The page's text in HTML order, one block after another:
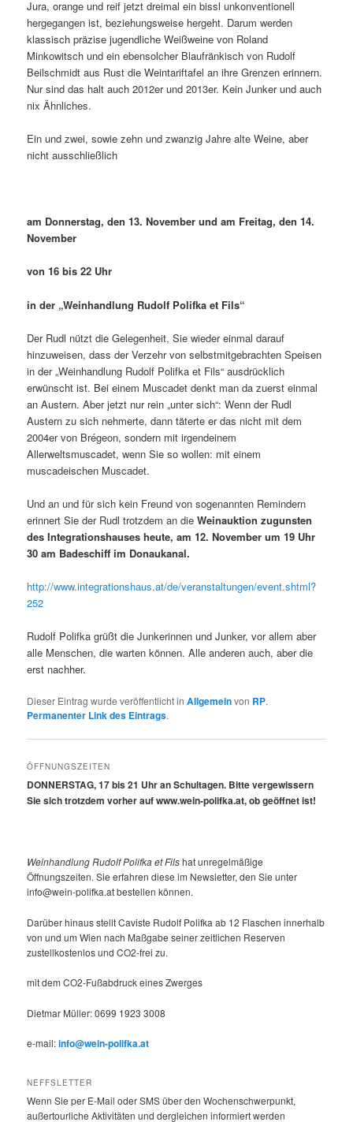
Jura, orange und reif jetzt dreimal ein bissl unkonventionell
hergegangen ist, beziehungsweise hergeht. Darum werden
klassisch präzise jugendliche Weißweine von Roland
Minkowitsch und ein ebensolcher Blaufränkisch von Rudolf
Beilschmidt aus Rust die Weintariftafel an ihre Grenzen erinnern.
Nur sind das halt auch 2012er und 2013er. Kein Junker und auch
nix Ähnliches.
Ein und zwei, sowie zehn und zwanzig Jahre alte Weine, aber
nicht ausschließlich
am Donnerstag, den 13. November und am Freitag, den 14.
November
von 16 bis 22 Uhr
in der „Weinhandlung Rudolf Polifka et Fils“
Der Rudl nützt die Gelegenheit, Sie wieder einmal darauf
hinzuweisen, dass der Verzehr von selbstmitgebrachten Speisen
in der „Weinhandlung Rudolf Polifka et Fils“ ausdrücklich
erwünscht ist. Bei einem Muscadet denkt man da zuerst einmal
an Austern. Aber jetzt nur rein „unter sich“: Wenn der Rudl
Austern zu sich nehmerte, dann täterte er das nicht mit dem
2004er von Brégeon, sondern mit irgendeinem
Allerweltsmuscadet, wenn Sie so wollen: mit einem
muscadeischen Muscadet.
Und an und für sich kein Freund von sogenannten Remindern
erinnert Sie der Rudl trotzdem an dieWeinauktion zugunsten
des Integrationshauses heute, am 12. November um 19 Uhr
30 am Badeschiff im Donaukanal.
http://www.integrationshaus.at/de/veranstaltungen/event.shtml?
252
Rudolf Polifka grüßt die Junkerinnen und Junker, vor allem aber
alle Menschen, die warten können. Alle anderen auch, aber die
erst nachher.
Dieser Eintrag wurde veröffentlicht inAllgemeinvon RP.
Permanenter Link des Eintrags.
ÖFFNUNGSZEITEN
DONNERSTAG, 17 bis 21 Uhr an Schultagen. Bitte vergewissern
Sie sich trotzdem vorher auf www.wein-polifka.at, ob geöffnet ist!
Weinhandlung Rudolf Polifka et Filshat unregelmäßige
Öffnungszeiten. Sie erfahren diese im Newsletter, den Sie unter
info@wein-polifka.at bestellen können.
Darüber hinaus stellt Caviste Rudolf Polifka ab 12 Flaschen innerhalb
von und um Wien nach Maßgabe seiner zeitlichen Reserven
zustellkostenlos und CO2-frei zu.
mit dem CO2-Fußabdruck eines Zwerges
Dietmar Müller: 0699 1923 3008
e-mail:info@wein-polifka.at
NEFFSLETTER
Wenn Sie per E-Mail oder SMS über den Wochenschwerpunkt,
außertourliche Aktivitäten und dergleichen informiert werden